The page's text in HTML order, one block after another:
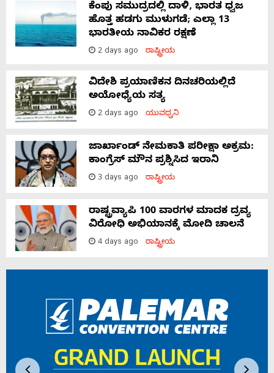
ಕೆಂಪು ಸಮುದ್ರದಲ್ಲಿ ದಾಳಿ, ಭಾರತ ಧ್ವಜ
ಹೊತ್ತ ಹಡಗು ಮುಳುಗಡೆ; ಎಲ್ಲಾ 13
ಭಾರತೀಯ ನಾವಿಕರ ರಕ್ಷಣೆ
2 days ago ರಾಷ್ಟ್ರೀಯ
ವಿದೇಶಿ ಪ್ರಯಾಣಿಕನ ದಿನಚರಿಯಲ್ಲಿದೆ
ಅಯೋಧ್ಯೆಯ ಸತ್ಯ
2 days ago ಯುವಧ್ವನಿ
ಜಾರ್ಖಾಂಡ್‌ ನೇಮಕಾತಿ ಪರೀಕ್ಷಾ ಅಕ್ರಮ:
ಕಾಂಗ್ರೆಸ್‌ ಮೌನ ಪ್ರಶ್ನಿಸಿದ ಇರಾನಿ
3 days ago ರಾಷ್ಟ್ರೀಯ
ರಾಷ್ಟ್ರವ್ಯಾಪಿ 100 ವಾರಗಳ ಮಾದಕ ದ್ರವ್ಯ
ವಿರೋಧಿ ಅಭಿಯಾನಕ್ಕೆ ಮೋದಿ ಚಾಲನೆ
4 days ago ರಾಷ್ಟ್ರೀಯ